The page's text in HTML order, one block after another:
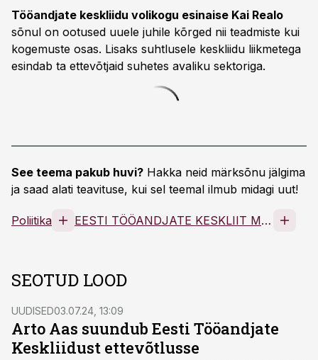
Tööandjate keskliidu volikogu esinaise Kai Realo
sõnul on ootused uuele juhile kõrged nii teadmiste kui
kogemuste osas. Lisaks suhtlusele keskliidu liikmetega
esindab ta ettevõtjaid suhetes avaliku sektoriga.
See teema pakub huvi? Hakka neid märksõnu jälgima
ja saad alati teavituse, kui sel teemal ilmub midagi uut!
Poliitika EESTI TÖÖANDJATE KESKLIIT MTÜ
SEOTUD LOOD
UUDISED03.07.24, 13:09
Arto Aas suundub Eesti Tööandjate
Keskliidust ettevõtlusse